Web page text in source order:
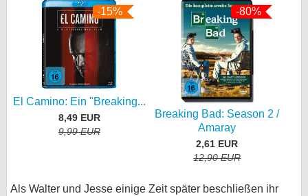
-15%
El Camino: Ein "Breaking...
8,49 EUR
9,99 EUR
-80%
Breaking Bad: Season 2 /
Amaray
2,61 EUR
12,90 EUR
Als Walter und Jesse einige Zeit später beschließen ihr